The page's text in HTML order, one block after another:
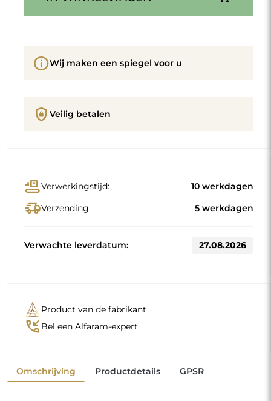
infoWij maken een spiegel voor u
shield_lock Veilig betalen
conveyor_beltVerwerkingstijd: 10 werkdagen
delivery_truck_speedVerzending: 5 werkdagen
Verwachte leverdatum: 27.08.2026
Product van de fabrikant
phone_callback Bel een Alfaram-expert
Omschrijving Productdetails GPSR